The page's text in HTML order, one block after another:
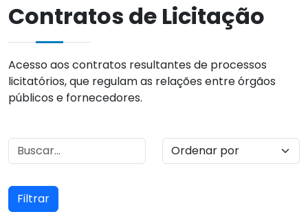
Contratos de Licitação
Acesso aos contratos resultantes de processos
licitatórios, que regulam as relações entre órgãos
públicos e fornecedores.
Filtrar